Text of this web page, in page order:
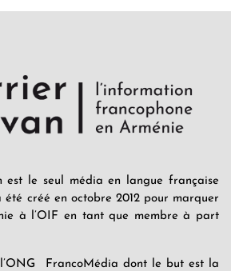
est le seul média en langue française
été créé en octobre 2012 pour marquer
à l’OIF en tant que membre à part
FrancoMédia dont le but est la